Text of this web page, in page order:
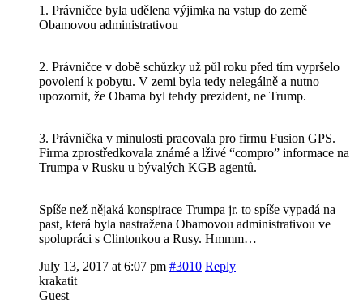
1. Právničce byla udělena výjimka na vstup do země
Obamovou administrativou
2. Právničce v době schůzky už půl roku před tím vypršelo
povolení k pobytu. V zemi byla tedy nelegálně a nutno
upozornit, že Obama byl tehdy prezident, ne Trump.
3. Právnička v minulosti pracovala pro firmu Fusion GPS.
Firma zprostředkovala známé a lživé “compro” informace na
Trumpa v Rusku u bývalých KGB agentů.
Spíše než nějaká konspirace Trumpa jr. to spíše vypadá na
past, která byla nastražena Obamovou administrativou ve
spolupráci s Clintonkou a Rusy. Hmmm…
July 13, 2017 at 6:07 pm #3010 Reply
krakatit
Guest